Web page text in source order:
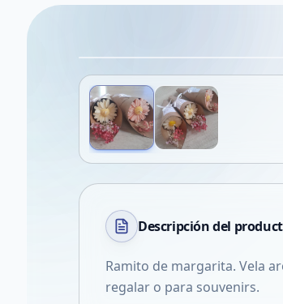
Descripción del
Ramito de margarita. Vela
regalar o para souvenirs.